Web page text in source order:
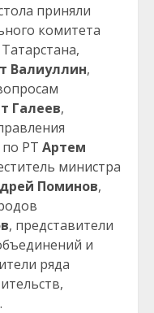
приняли
комитета
Валиуллин,
Галеев,
РТ Артем
министра
Поминов,
, представители
и
ряда